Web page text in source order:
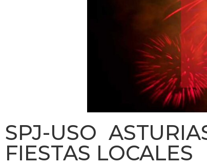
SPJ-USO
FIESTAS LOCALES